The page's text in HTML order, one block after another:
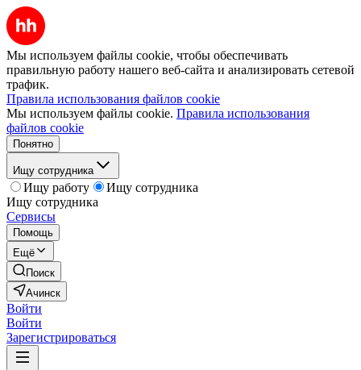
Мы используем файлы cookie, чтобы обеспечивать
правильную работу нашего веб-сайта и анализировать сетевой
трафик.
Правила использования файлов cookie
Мы используем файлы cookie. Правила использования
файлов cookie
Понятно
Ищу сотрудника
Ищу работу
Ищу сотрудника
Ищу сотрудника
Сервисы
Помощь
Ещё
Поиск
Ачинск
Войти
Войти
Зарегистрироваться